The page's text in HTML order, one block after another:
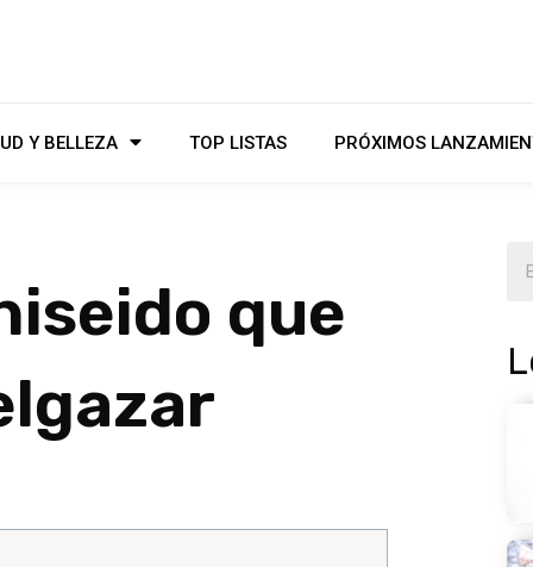
Y BELLEZA TOP LISTAS PRÓXIMOS
que